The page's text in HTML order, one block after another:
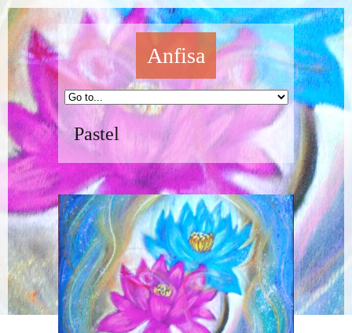
Anfisa
Pastel